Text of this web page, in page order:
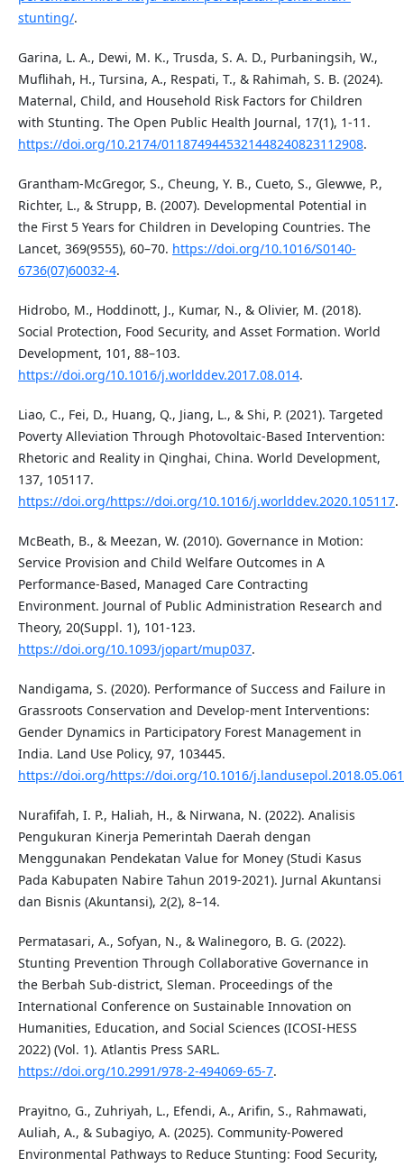
stunting/.
Garina, L. A., Dewi, M. K., Trusda, S. A. D., Purbaningsih, W.,
Muflihah, H., Tursina, A., Respati, T., & Rahimah, S. B. (2024).
Maternal, Child, and Household Risk Factors for Children
with Stunting. The Open Public Health Journal, 17(1), 1-11.
https://doi.org/10.2174/0118749445321448240823112908.
Grantham-McGregor, S., Cheung, Y. B., Cueto, S., Glewwe, P.,
Richter, L., & Strupp, B. (2007). Developmental Potential in
the First 5 Years for Children in Developing Countries. The
Lancet, 369(9555), 60–70. https://doi.org/10.1016/S0140-
6736(07)60032-4.
Hidrobo, M., Hoddinott, J., Kumar, N., & Olivier, M. (2018).
Social Protection, Food Security, and Asset Formation. World
Development, 101, 88–103.
https://doi.org/10.1016/j.worlddev.2017.08.014.
Liao, C., Fei, D., Huang, Q., Jiang, L., & Shi, P. (2021). Targeted
Poverty Alleviation Through Photovoltaic-Based Intervention:
Rhetoric and Reality in Qinghai, China. World Development,
137, 105117.
https://doi.org/https://doi.org/10.1016/j.worlddev.2020.105117.
McBeath, B., & Meezan, W. (2010). Governance in Motion:
Service Provision and Child Welfare Outcomes in A
Performance-Based, Managed Care Contracting
Environment. Journal of Public Administration Research and
Theory, 20(Suppl. 1), 101-123.
https://doi.org/10.1093/jopart/mup037.
Nandigama, S. (2020). Performance of Success and Failure in
Grassroots Conservation and Develop-ment Interventions:
Gender Dynamics in Participatory Forest Management in
India. Land Use Policy, 97, 103445.
https://doi.org/https://doi.org/10.1016/j.landusepol.2018.05.061
Nurafifah, I. P., Haliah, H., & Nirwana, N. (2022). Analisis
Pengukuran Kinerja Pemerintah Daerah dengan
Menggunakan Pendekatan Value for Money (Studi Kasus
Pada Kabupaten Nabire Tahun 2019-2021). Jurnal Akuntansi
dan Bisnis (Akuntansi), 2(2), 8–14.
Permatasari, A., Sofyan, N., & Walinegoro, B. G. (2022).
Stunting Prevention Through Collaborative Governance in
the Berbah Sub-district, Sleman. Proceedings of the
International Conference on Sustainable Innovation on
Humanities, Education, and Social Sciences (ICOSI-HESS
2022) (Vol. 1). Atlantis Press SARL.
https://doi.org/10.2991/978-2-494069-65-7.
Prayitno, G., Zuhriyah, L., Efendi, A., Arifin, S., Rahmawati,
Auliah, A., & Subagiyo, A. (2025). Community-Powered
Environmental Pathways to Reduce Stunting: Food Security,